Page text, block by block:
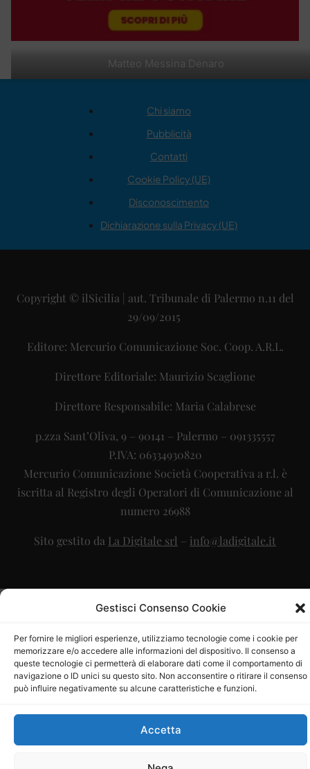
Gestisci Consenso Cookie
Per fornire le migliori esperienze, utilizziamo tecnologie come i cookie per
memorizzare e/o accedere alle informazioni del dispositivo. Il consenso a
queste tecnologie ci permetterà di elaborare dati come il comportamento di
navigazione o ID unici su questo sito. Non acconsentire o ritirare il consenso
può influire negativamente su alcune caratteristiche e funzioni.
Accetta
Matteo Messina Denaro
Chi siamo
Pubblicità
Contatti
Cookie Policy (UE)
Disconoscimento
Dichiarazione sulla Privacy (UE)
Copyright © ilSicilia | aut. Tribunale di Palermo n.11 del
29/09/2015
Editore: Mercurio Comunicazione Soc. Coop. A.R.L.
Direttore Editoriale: Maurizio Scaglione
Direttore Responsabile: Maria Calabrese
p.zza Sant’Oliva, 9 – 90141 – Palermo – 091335557
P.IVA: 06334930820
Mercurio Comunicazione Società Cooperativa a r.l. è
iscritta al Registro degli Operatori di Comunicazione al
numero 26988
Sito gestito da La Digitale srl – info@ladigitale.it